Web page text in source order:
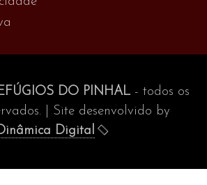
DO PINHAL- todos os
| Site desenvolvido by
Digital